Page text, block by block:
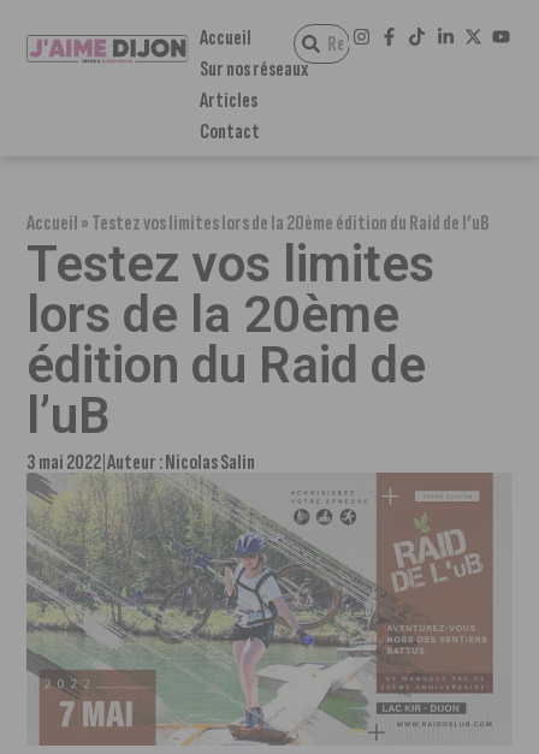
Accueil
Sur nos réseaux
Articles
Contact
Accueil»Testez vos limites lors de la 20ème édition du Raid de l’uB
Testez vos limites
lors de la 20ème
édition du Raid de
l’uB
3 mai 2022 Auteur :Nicolas Salin